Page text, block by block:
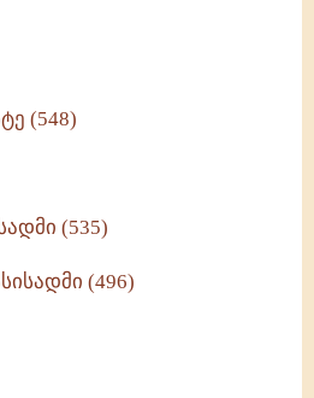
(548)
(535)
(496)